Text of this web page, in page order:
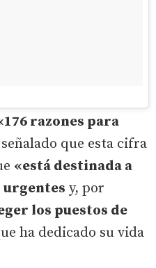
razones para
que esta cifra
«está destinada a
urgentes y, por
los puestos de
ha dedicado su vida